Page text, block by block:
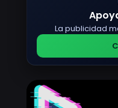
La publicidad